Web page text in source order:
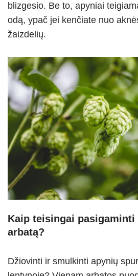
blizgesio. Be to, apyniai
odą, ypač jei kenčiate nuo
žaizdelių.
Kaip teisingai pasigaminti
arbatą?
Džiovinti ir smulkinti apynių